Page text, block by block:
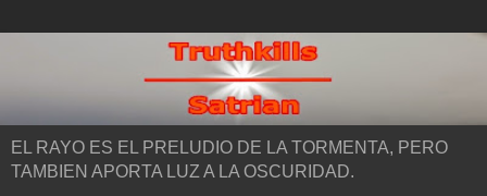
EL RAYO ES EL PRELUDIO DE LA TORMENTA, PERO
TAMBIEN APORTA LUZ A LA OSCURIDAD.